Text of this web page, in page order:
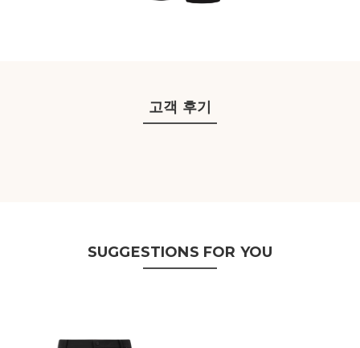
고객 후기
SUGGESTIONS FOR YOU